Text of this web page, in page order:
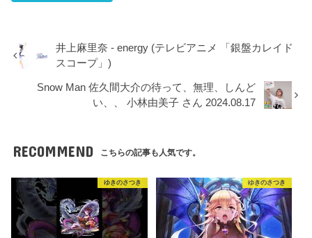
井上麻里奈 - energy (テレビアニメ 「銀盤カレイド
スコープ」)
Snow Man 佐久間大介の待って、無理、しんど
い、、 小林由美子 さん 2024.08.17
RECOMMEND こちらの記事も人気です。
ゆきのさつき ゆきのさつき